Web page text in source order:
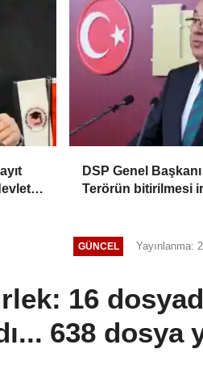
DSP Genel
Terörün bitirilmesi
GÜNCEL Yayınlanma:
16
638